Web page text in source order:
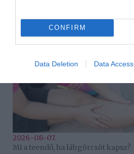
CONFIRM
Data Deletion Data Access
2026-08-07.
Mi a teendő, ha lábgörcsöt kapsz?